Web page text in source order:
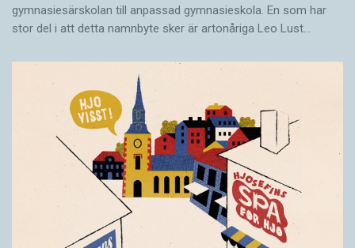
gymnasiesärskolan till anpassad gymnasieskola. En som har
stor del i att detta namnbyte sker är artonåriga Leo Lust…